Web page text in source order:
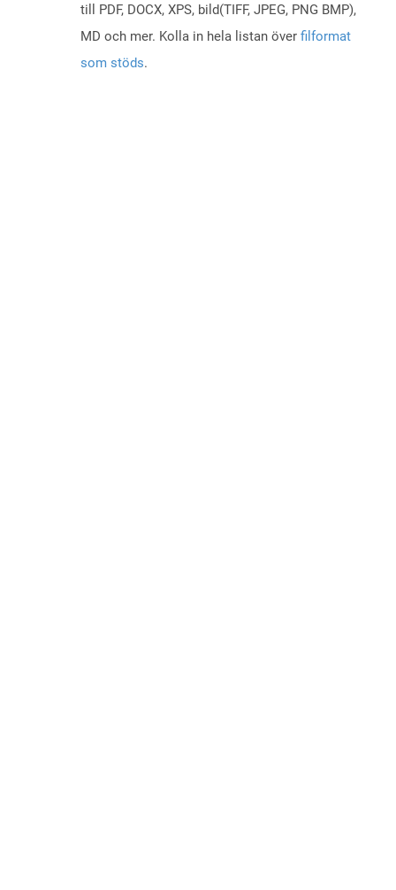
till PDF, DOCX, XPS, bild(TIFF, JPEG, PNG BMP),
MD och mer. Kolla in hela listan över filformat
som stöds.